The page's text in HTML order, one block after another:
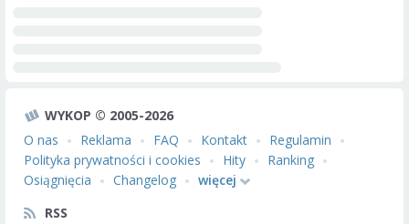
WYKOP © 2005-2026
O nas
Reklama FAQ Kontakt
Regulamin
Polityka prywatności i cookies
Hity
Ranking
Osiągnięcia
Changelog
więcej
RSS